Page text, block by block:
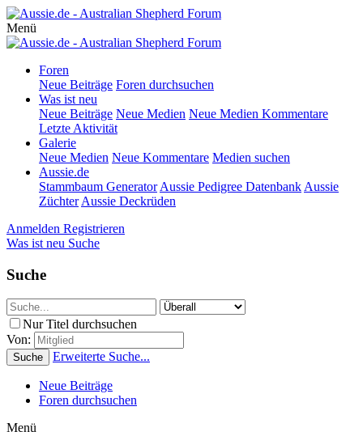
Menü
Foren
Neue Beiträge Foren durchsuchen
Was ist neu
Neue Beiträge Neue Medien Neue Medien Kommentare
Letzte Aktivität
Galerie
Neue Medien Neue Kommentare Medien suchen
Aussie.de
Stammbaum Generator Aussie Pedigree Datenbank Aussie
Züchter Aussie Deckrüden
Anmelden Registrieren
Was ist neu Suche
Suche
Nur Titel durchsuchen
Von:
Suche Erweiterte Suche...
Neue Beiträge
Foren durchsuchen
Menü